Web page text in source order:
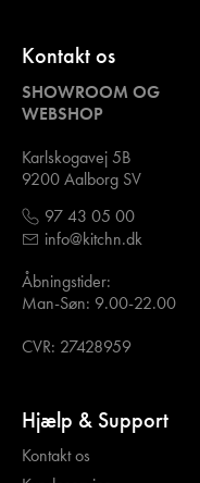
Kontakt os
SHOWROOM OG
WEBSHOP
Karlskogavej 5B
9200 Aalborg SV
97 43 05 00
info@kitchn.dk
Åbningstider:
Man-Søn: 9.00-22.00
CVR: 27428959
Hjælp & Support
Kontakt os